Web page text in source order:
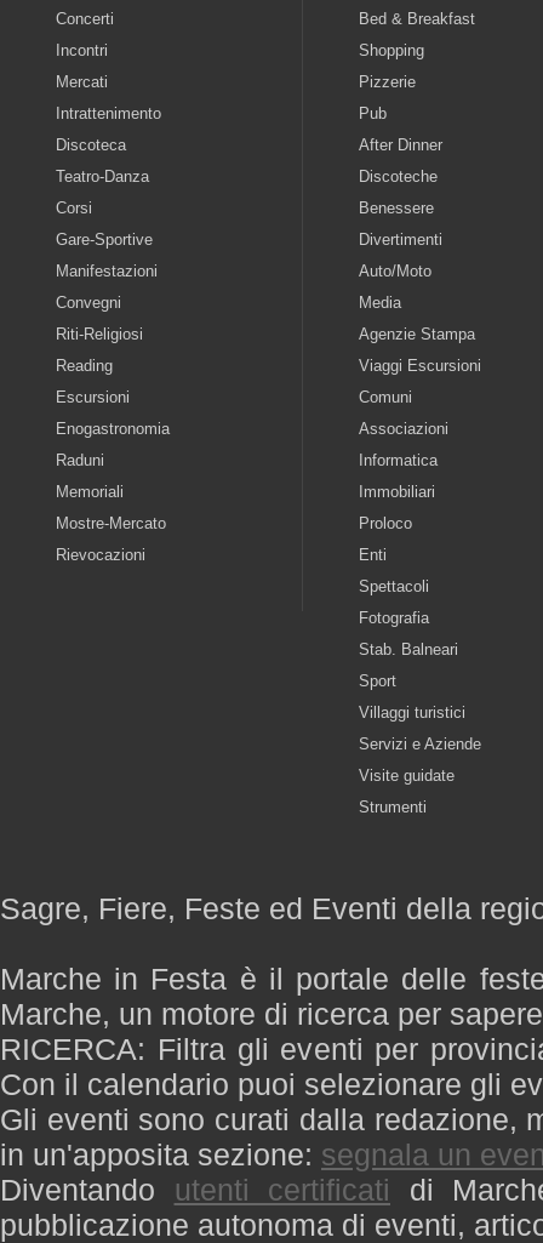
Concerti
Incontri
Mercati
Intrattenimento
Discoteca
Teatro-Danza
Corsi
Gare-Sportive
Manifestazioni
Convegni
Riti-Religiosi
Reading
Escursioni
Enogastronomia
Raduni
Memoriali
Mostre-Mercato
Rievocazioni
Bed & Breakfast
Shopping
Pizzerie
Pub
After Dinner
Discoteche
Benessere
Divertimenti
Auto/Moto
Media
Agenzie Stampa
Viaggi Escursioni
Comuni
Associazioni
Informatica
Immobiliari
Proloco
Enti
Spettacoli
Fotografia
Stab. Balneari
Sport
Villaggi turistici
Servizi e Aziende
Visite guidate
Strumenti
Sagre, Fiere, Feste ed Eventi della
Marche in Festa è il portale delle
Marche, un motore di ricerca per
RICERCA: Filtra gli eventi per
Con il calendario puoi selezionare gli
Gli eventi sono curati dalla redazione,
in un'apposita sezione: segnala un
Diventando utenti certificati di
pubblicazione autonoma di eventi,